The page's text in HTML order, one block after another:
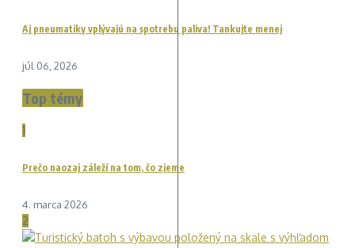
Aj pneumatiky vplývajú na spotrebu paliva! Tankujte menej
júl 06, 2026
Top témy
1
Prečo naozaj záleží na tom, čo zjeme
4. marca 2026
2